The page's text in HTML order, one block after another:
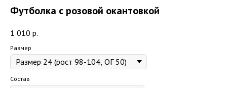
Футболка с розовой окантовкой
1 010 р.
Размер
Состав